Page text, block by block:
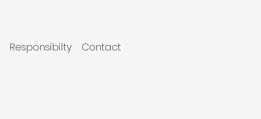
Responsibilty Contact